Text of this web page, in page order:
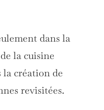
dans la
la cuisine
la création de
revisitées.